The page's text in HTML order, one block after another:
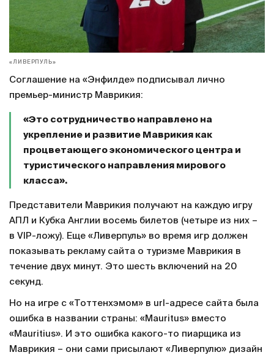
«ЛИВЕРПУЛЬ»
Соглашение на «Энфилде» подписывал лично
премьер-министр Маврикия:
«Это сотрудничество направлено на
укрепление и развитие Маврикия как
процветающего экономического центра и
туристического направления мирового
класса».
Представители Маврикия получают на каждую игру
АПЛ и Кубка Англии восемь билетов (четыре из них –
в VIP-ложу). Еще «Ливерпуль» во время игр должен
показывать рекламу сайта о туризме Маврикия в
течение двух минут. Это шесть включений на 20
секунд.
Но на игре с «Тоттенхэмом» в url-адресе сайта была
ошибка в названии страны: «Mauritus» вместо
«Mauritius». И это ошибка какого-то пиарщика из
Маврикия – они сами присылают «Ливерпулю» дизайн